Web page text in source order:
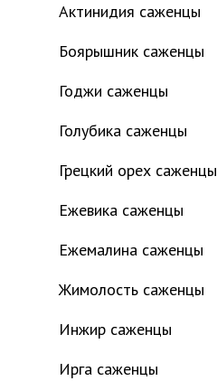
Актинидия саженцы
Боярышник саженцы
Годжи саженцы
Голубика саженцы
Грецкий орех саженцы
Ежевика саженцы
Ежемалина саженцы
Жимолость саженцы
Инжир саженцы
Ирга саженцы